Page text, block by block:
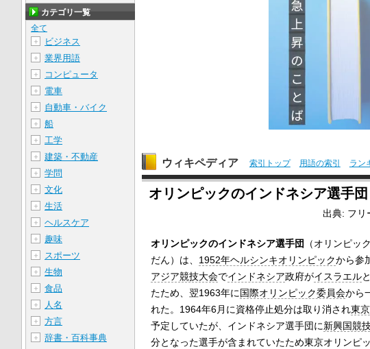
ウィキペディア 索引トップ 用語の索引 ラン
オリンピックのインドネシア選手団
出典: フリ
オリンピックのインドネシア選手団
（オリンピッ
だん）は、 1952年ヘルシンキオリンピックから参
アジア競技大会でインドネシア政府がイスラエルと
たため、翌1963年に国際オリンピック委員会から
れた。1964年6月に資格停止処分は取り消され東
予定していたが、インドネシア選手団に新興国競
分となった選手が含まれていたため東京オリンピ
カテゴリ一覧
全て
＋
ビジネス
＋ 業界用語
＋ コンピュータ
＋ 電車
＋ 自動車・バイク
＋ 船
＋ 工学
＋ 建築・不動産
＋ 学問
＋ 文化
＋ 生活
＋ ヘルスケア
＋ 趣味
＋ スポーツ
＋ 生物
＋ 食品
＋ 人名
＋ 方言
＋ 辞書・百科事典